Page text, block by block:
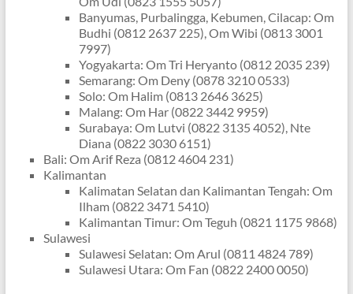
Banyumas, Purbalingga, Kebumen, Cilacap: Om
Budhi (0812 2637 225), Om Wibi (0813 3001
7997)
Yogyakarta: Om Tri Heryanto (0812 2035 239)
Semarang: Om Deny (0878 3210 0533)
Solo: Om Halim (0813 2646 3625)
Malang: Om Har (0822 3442 9959)
Surabaya: Om Lutvi (0822 3135 4052), Nte
Diana (0822 3030 6151)
Bali: Om Arif Reza (0812 4604 231)
Kalimantan
Kalimatan Selatan dan Kalimantan Tengah: Om
Ilham (0822 3471 5410)
Kalimantan Timur: Om Teguh (0821 1175 9868)
Sulawesi
Sulawesi Selatan: Om Arul (0811 4824 789)
Sulawesi Utara: Om Fan (0822 2400 0050)